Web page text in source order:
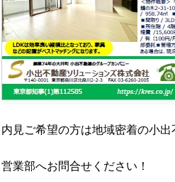
内見ご希望の方は地域密着の小
営業部へお問合せください！